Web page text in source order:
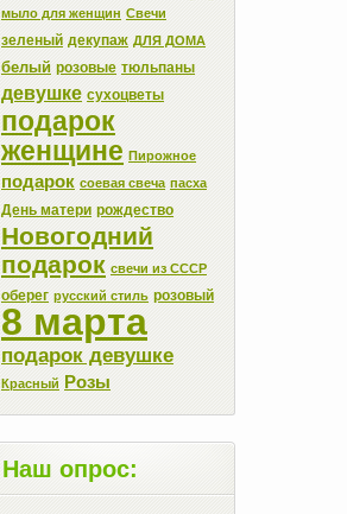
мыло для женщин Свечи
зеленый декупаж ДЛЯ ДОМА
белый розовые тюльпаны
девушке сухоцветы
подарок
женщине Пирожное
подарок соевая свеча пасха
День матери рождество
Новогодний
подарок свечи из СССР
оберег русский стиль розовый
8 марта
подарок девушке
Красный Розы
Наш опрос: